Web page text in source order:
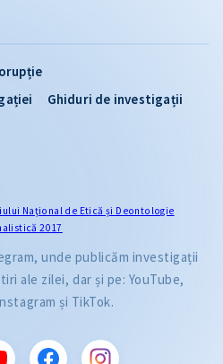
Ghiduri de investigații
Naţional de Etică și Deontologie
2017
unde publicăm investigații
ale zilei, dar și pe: YouTube,
și TikTok.